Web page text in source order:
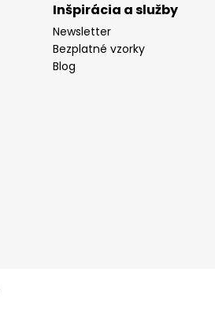
Inšpirácia a služby
Newsletter
Bezplatné vzorky
Blog